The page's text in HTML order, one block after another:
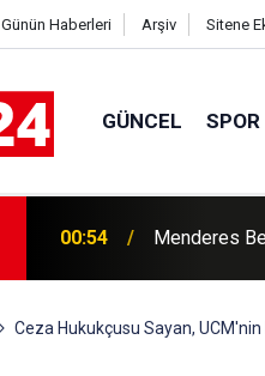
Günün Haberleri Arşiv Sitene
GÜNCEL SPOR
00:42 Erdemli'de
Ceza Hukukçusu Sayan,